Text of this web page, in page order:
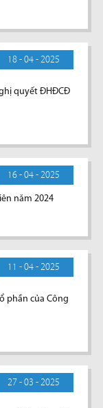
18 - 04 - 2025
quyết ĐHĐCĐ
16 - 04 - 2025
năm 2024
11 - 04 - 2025
phần của Công
27 - 03 - 2025